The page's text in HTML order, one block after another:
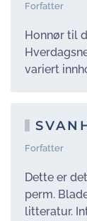
Forfatter
Honnør til
variert
Forfatter
Dette er
perm.
litteratur.